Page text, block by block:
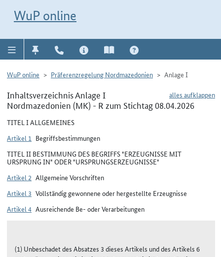
WuP online
WuP online Präferenzregelung Nordmazedonien Anlage I
alles aufklappen
Inhaltsverzeichnis Anlage I
Nordmazedonien (MK) - R zum Stichtag 08.04.2026
TITEL I ALLGEMEINES
Artikel 1 Begriffsbestimmungen
TITEL II BESTIMMUNG DES BEGRIFFS "ERZEUGNISSE MIT
URSPRUNG IN" ODER "URSPRUNGSERZEUGNISSE"
Artikel 2 Allgemeine Vorschriften
Artikel 3 Vollständig gewonnene oder hergestellte Erzeugnisse
Artikel 4 Ausreichende Be- oder Verarbeitungen
(1) Unbeschadet des Absatzes 3 dieses Artikels und des Artikels 6